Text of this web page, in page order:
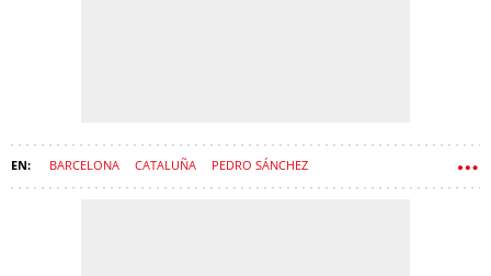
BARCELONA CATALUÑA PEDRO SÁNCHEZ